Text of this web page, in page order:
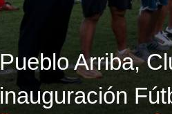
Pueblo Arriba,
inauguración